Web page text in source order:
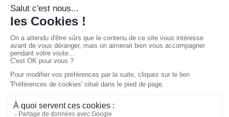
Besoin d'aide ?
Conditions générales
Gestion des cookies